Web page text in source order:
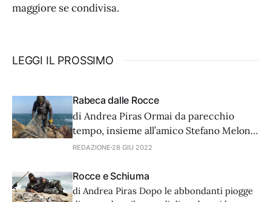
maggiore se condivisa.
LEGGI IL PROSSIMO
Rabeca dalle Rocce
di Andrea Piras Ormai da parecchio
tempo, insieme all’amico Stefano Meloni,
ci dedichiamo ad una tipologia di pesca
che invece è praticata abitualmente in
Portogallo. I lusitani, infatti, la praticano
REDAZIONE 28 GIU 2022
Rocce e Schiuma
di Andrea Piras Dopo le abbondanti piogge